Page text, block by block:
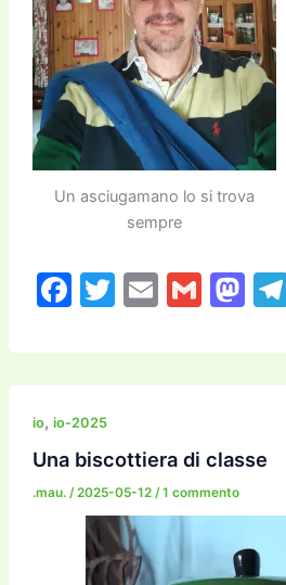
Un asciugamano lo si trova
sempre
F
c
e
b
o
o
k
T
itt
er
E
ai
l
G
ai
l
M
st
o
o
io, io-2025
Una biscottiera di classe
.mau. /2025-05-12 /1 commento